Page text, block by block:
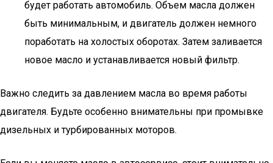
будет работать автомобиль. Объем масла должен
быть минимальным, и двигатель должен немного
поработать на холостых оборотах. Затем заливается
новое масло и устанавливается новый фильтр.
Важно следить за давлением масла во время работы
двигателя. Будьте особенно внимательны при промывке
дизельных и турбированных моторов.